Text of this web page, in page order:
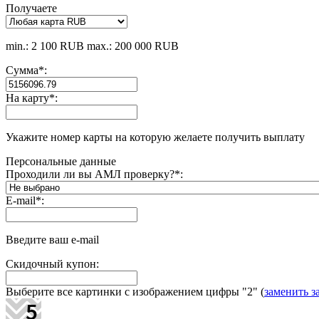
Получаете
min.: 2 100 RUB max.: 200 000 RUB
Сумма*:
На карту*:
Укажите номер карты на которую желаете получить выплату
Персональные данные
Проходили ли вы АМЛ проверку?*:
E-mail*:
Введите ваш e-mail
Скидочный купон:
Выберите все картинки с изображением цифры "2" (заменить